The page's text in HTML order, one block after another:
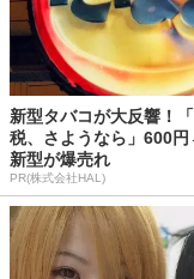
新型タバコが大反響！
税、さようなら」600
新型が爆売れ
PR(株式会社HAL)